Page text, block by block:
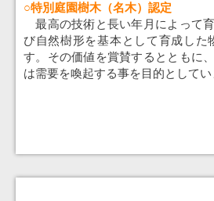
○特別庭園樹木（名木）認定
最高の技術と長い年月によって
び自然樹形を基本として育成し
す。その価値を賞賛するとともに
は需要を喚起する事を目的としてい